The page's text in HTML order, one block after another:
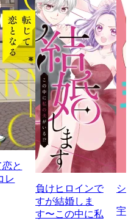
と
レ
負けヒロインで
すが結婚しま
す〜この中に私
シ
宇